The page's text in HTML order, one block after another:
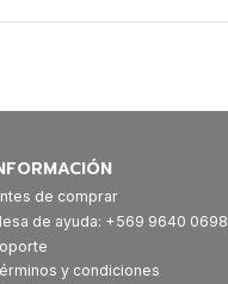
de comprar
de ayuda: +569 9640 0698
y condiciones